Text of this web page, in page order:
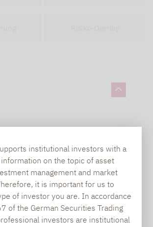
institutional investors with a
on the topic of asset
management and market
it is important for us to
of investor you are. In accordance
of the German Securities Trading
investors are institutional
INFORMATION